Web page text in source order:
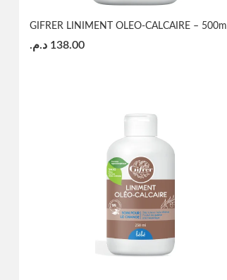
GIFRER LINIMENT OLEO-CALCAIRE – 500ml
138.00 د.م.